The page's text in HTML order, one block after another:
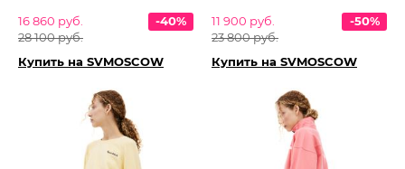
16 860 руб.
28 100 руб.
-40%
Купить на SVMOSCOW
11 900 руб.
23 800 руб.
-50%
Купить на SVMOSCOW